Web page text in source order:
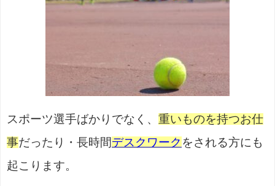
スポーツ選手ばかりでなく、 重いものを持つお仕
事だったり・長時間デスクワーク をされる方にも
起こります。